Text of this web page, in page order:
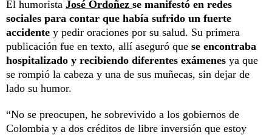
El humorista José Ordoñez se manifestó en redes
sociales para contar que había sufrido un fuerte
accidente y pedir oraciones por su salud. Su primera
publicación fue en texto, allí aseguró que se encontraba
hospitalizado y recibiendo diferentes exámenes ya que
se rompió la cabeza y una de sus muñecas, sin dejar de
lado su humor.
“No se preocupen, he sobrevivido a los gobiernos de
Colombia y a dos créditos de libre inversión que estoy